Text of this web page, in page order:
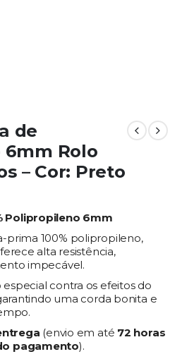
de
Rolo
– Cor: Preto
Polipropileno 6mm
prima 100% polipropileno,
alta resistência,
impecável.
contra os efeitos do
uma corda bonita e
(envio em até 72 horas
pagamento).